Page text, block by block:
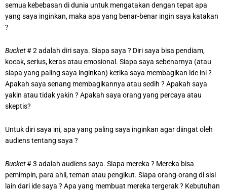
semua kebebasan di dunia untuk mengatakan dengan tepat apa
yang saya inginkan, maka apa yang benar-benar ingin saya katakan
?
Bucket# 2 adalah diri saya. Siapa saya ? Diri saya bisa pendiam,
kocak, serius, keras atau emosional. Siapa saya sebenarnya (atau
siapa yang paling saya inginkan) ketika saya membagikan ide ini ?
Apakah saya senang membagikannya atau sedih ? Apakah saya
yakin atau tidak yakin ? Apakah saya orang yang percaya atau
skeptis?
Untuk diri saya ini, apa yang paling saya inginkan agar diingat oleh
audiens tentang saya ?
Bucket# 3 adalah audiens saya. Siapa mereka ? Mereka bisa
pemimpin, para ahli, teman atau pengikut. Siapa orang-orang di sisi
lain dari ide saya ? Apa yang membuat mereka tergerak ? Kebutuhan